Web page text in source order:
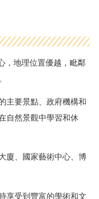
，地理位置優越，毗鄰
主要景點、政府機構和
自然景觀中學習和休
廈、國家藝術中心、博
享受到豐富的學術和文